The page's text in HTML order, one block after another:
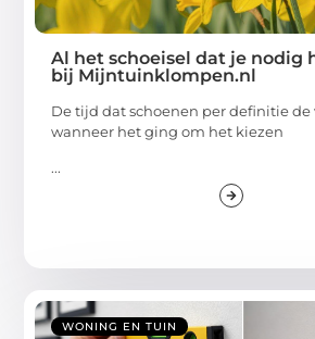
Al het schoeisel dat je nodig
bij Mijntuinklompen.nl
De tijd dat schoenen per definitie de
wanneer het ging om het kiezen
...
WONING EN TUIN